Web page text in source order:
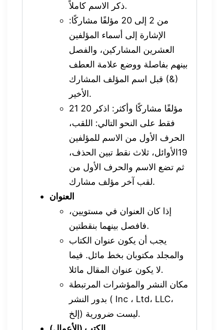
ذكر الاسم كاملاً.
من 2 إلى 20 مؤلفًا مشاركًا:
الإشارة إلى أسماء المؤلفين
العشرين المشاركين، والفصل
بينهم بفاصلة ووضع علامة العطف
(&) قبل اسم المؤلف المشارك
الأخير.
21 مؤلفًا مشاركًا وأكثر: اذكر 20
فقط على النحو التالي: اللقب،
الحرف الأول من الاسم للمؤلفين
19الأوائل، ثلاث نقط تبين الحذف،
ثم تضع الاسم والحرف الأول من
لقب آخر مؤلف مشارك.
العنوان
إذا كان العنوان في مستويين،
فافصل بينهما بنقطتين.
يجب أن يكون عنوان الكتاب
والمجلد مكتوبان بخط مائل. فيما
لا يكون عنوان المقال مائلا.
مكان النشر والمؤشرات المرتبطة
بدور النشر ( Inc ، Ltd، LLC،
إلخ) ليست ضرورية.